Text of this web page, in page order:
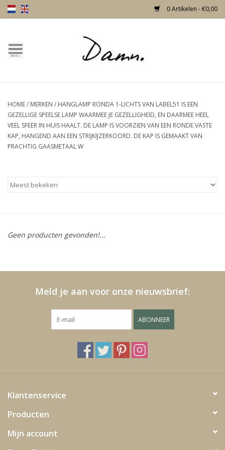
0 Artikelen - €0,00
Home
Nieuw!
Skulls
Meubels
Kleden
Tuinmeubels en deco
HOME/ MERKEN / HANGLAMP RONDA 1-LICHTS VAN LABEL51 IS EEN
GEZELLIGE SPEELSE LAMP WAARMEE JE GEZELLIGHEID, EN DAARMEE HEEL
VEEL SFEER IN HUIS HAALT. DE LAMP IS VOORZIEN VAN EEN RONDE VASTE
KAP, HANGEND AAN EEN STRIJKIJZERKOORD. DE KAP IS GEMAAKT VAN
PRACHTIG GAASMETAAL W
Geen producten gevonden!...
Meld je aan voor onze nieuwsbrief:
ABONNEER
Klantenservice
Producten
Mijn account